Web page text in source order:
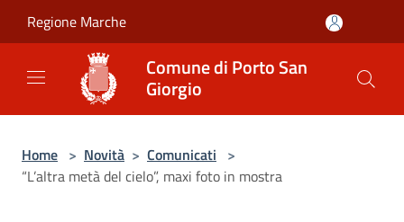
Regione Marche
Comune di Porto San
Giorgio
Home > Novità > Comunicati >
“L’altra metà del cielo”, maxi foto in mostra